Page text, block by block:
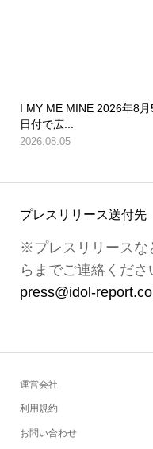
I MY ME MINE 2026年8月
日付で広...
2026.08.05
プレスリリース送付先
※プレスリリースな
らまでご連絡くださ
press@idol-
運営会社
利用規約
お問い合わせ